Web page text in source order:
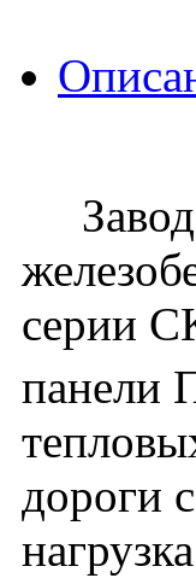
Завод
серии
панели
дороги